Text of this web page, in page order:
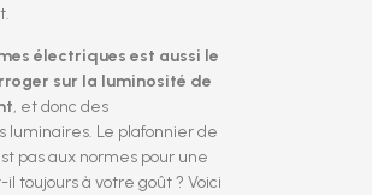
électriques est aussi le
sur la luminosité de
, et donc des
Le plafonnier de
pas aux normes pour une
toujours à votre goût ? Voici